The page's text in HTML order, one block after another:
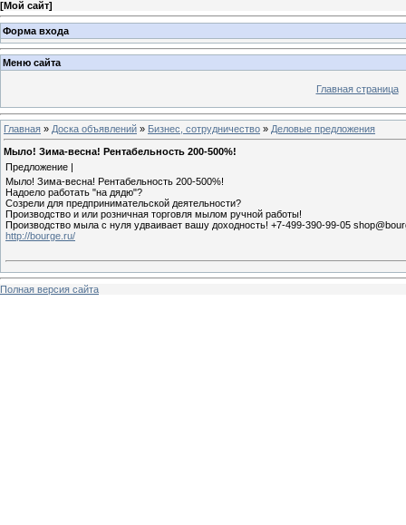
[Мой сайт]
Форма входа
Меню сайта
Главная страница
Главная » Доска объявлений » Бизнес, сотрудничество » Деловые предложения
Мыло! Зима-весна! Рентабельность 200-500%!
Предложение |
Мыло! Зима-весна! Рентабельность 200-500%!
Надоело работать "на дядю"?
Созрели для предпринимательской деятельности?
Производство и или розничная торговля мылом ручной работы!
Производство мыла с нуля удваивает вашу доходность! +7-499-390-99-05
http://bourge.ru/
Полная версия сайта